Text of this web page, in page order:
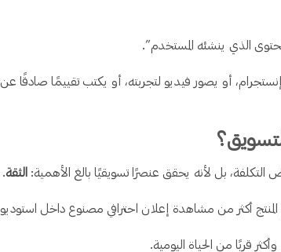
الذي ينشئه المستخدم”.
أو يصور فيديو لتجربته، أو يكتب تقييمًا صادقًا عن
بل لأنه يحقق عنصرًا تسويقيًا بالغ الأهمية: الثقة.
أكثر من مشاهدة إعلان احترافي مصنوع داخل
قربًا من الحياة اليومية.